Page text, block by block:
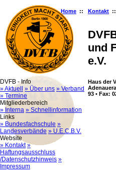
Home :: Kontakt
und
e.V.
Haus der
93 • Fax:
DVFB - Info
» Aktuell
» Über uns » Verband
» Termine
Mitgliederbereich
» Interna » Schnellinformation
Links
» Bundesfachschule »
Landesverbände » U.E.C.B.V.
Website
» Kontakt »
Haftungsausschluss
/Datenschutzhinweis »
Impressum